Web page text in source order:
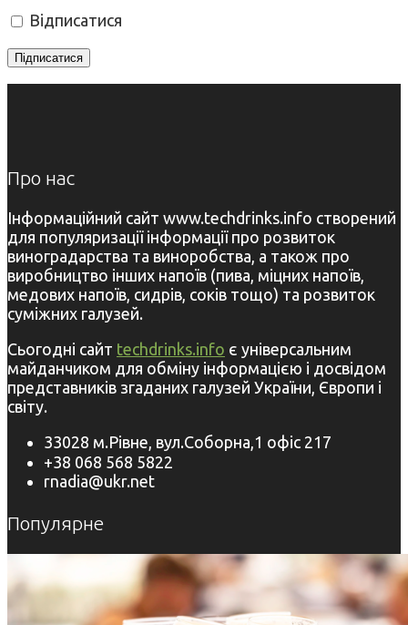
Відписатися
Про нас
Інформаційний сайт www.techdrinks.info створений
для популяризації інформації про розвиток
виноградарства та виноробства, а також про
виробництво інших напоїв (пива, міцних напоїв,
медових напоїв, сидрів, соків тощо) та розвиток
суміжних галузей.
Сьогодні сайт techdrinks.info є універсальним
майданчиком для обміну інформацією і досвідом
представників згаданих галузей України, Європи і
світу.
33028 м.Рівне, вул.Соборна,1 офіс 217
+38 068 568 5822
rnadia@ukr.net
Популярне